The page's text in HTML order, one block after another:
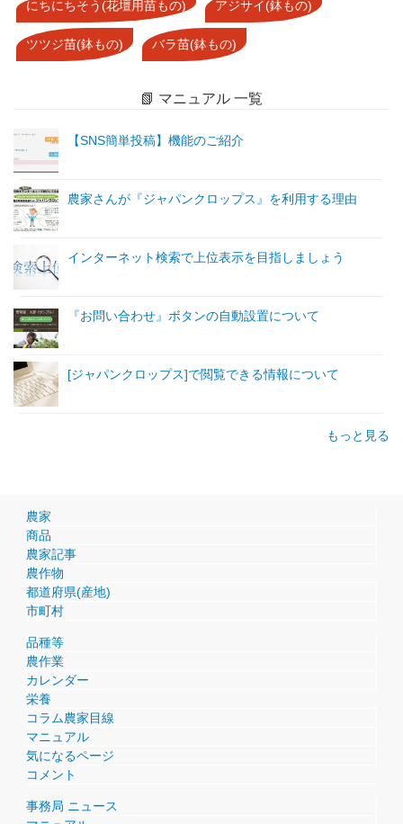
にちにちそう(花壇用苗もの) アジサイ(鉢もの)
ツツジ苗(鉢もの) バラ苗(鉢もの)
📗 マニュアル 一覧
【SNS簡単投稿】機能のご紹介
農家さんが『ジャパンクロップス』を利用する理由
インターネット検索で上位表示を目指しましょう
『お問い合わせ』ボタンの自動設置について
[ジャパンクロップス]で閲覧できる情報について
もっと見る
農家
商品
農家記事
農作物
都道府県(産地)
市町村
品種等
農作業
カレンダー
栄養
コラム農家目線
マニュアル
気になるページ
コメント
事務局 ニュース